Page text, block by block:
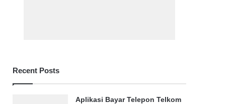
Recent Posts
Aplikasi Bayar Telepon Telkom